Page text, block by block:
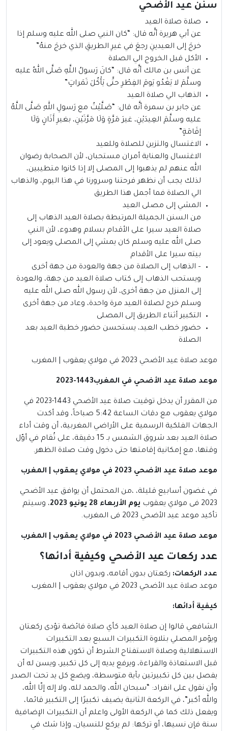
سنن عيد الأضحي
صلاة صلاة العيد
عن أبي هريرة أنَّه قال: “كان النبي صلى الله عليه وسلم إذا
خرجَ إلى العيدينِ رجعَ في غيرِ الطريقِ الذي خرجَ منهُ”
الأكل قبل الخروج الي الصلاة
عن أنس بن مالك أنَّه قال: “كانَ رَسولُ اللَّهِ صَلَّى اللهُ عليه
وسلَّمَ لا يَغْدُو يَومَ الفِطْرِ حتَّى يَأْكُلَ تَمَراتٍ”
الذهاب الي صلاة العيد
عن جابر بن سمرة أنَّه قال: “صَلَّيْتُ مع رَسولِ اللهِ صَلَّى اللَّهُ
عليه وسلَّمَ العِيدَيْنِ، غيرَ مَرَّةٍ وَلَا مَرَّتَيْنِ، بغيرِ أَذَانٍ وَلَا
إقَامَةٍ”
الاغتسال والتزين للصلاة وللعيد
الاغتسال والعناية أمران مستحبان، لأن الصحابة رضوان
الله عنهم لم يذهبوا إلى المصلى إلا إذا كانوا متطيبين،
لذلك يجب أن نظهر فرحتنا وسرورنا في هذا اليوم، والذهاب
الي الصلاة فما أجمل هذا الطريق
المشي إلى مصلى العيد
من السنن الجميلة المرتبطة بصلاة العيد الذهاب إلى
صلاة العيد سيرا على الأقدام بسلام وهدوء، لأن النبي
صلى الله عليه وسلم كان يمشي إلى المصلى ويعود إلى
بيته سيرا على الأقدام
– الذهاب إلى الصلاة من جهة والعودة من جهة أخرى
ويستحب الذهاب إلى كتاب صلاة العيد من جهة، والعودة
إلى المنزل من جهة أخرى، لأن رسول الله صلى الله عليه
وسلم خرج لصلاة العيد مرة واحدة، وعاد من جهة أخرى
التكبير أثناء الطريق إلى المصلى
حضور خطب العيد، يستحسن حضور خطبة العيد بعد
الصلاة
موعد صلاة عيد الأضحي 2023 في مولاي يعقوب | المغرب
موعد صلاة عيد الأضحي في المغرب1443-2023
من المقرر أن يدخل توقيت صلاة عيد الأضحي 1443-2023 في
مولاي يعقوب مع دقات الساعة 5:42 صباحاً، وقد أكدت
الجهات الفلكية الرسمية على الأراضي المغربية، أن وقت أداء
صلاة العيد بعد شروق الشمس بـ 15 دقيقة، على تُقام في أوّل
وقتها، مع إمكانية إقامتها حتى دخول وقت صلاة الظهر.
موعد صلاة عيد الأضحي 2023 في مولاي يعقوب | المغرب
في غضون أسابيع قليلة، ،من المحتمل أن يوافق عيد الأضحي
2023 فى مولاي يعقوب
يوم الأربعاء 28 يونيو 2023
، وسيتم
تأكيد موعد عيد الأضحي 2023 فى المغرب.
موعد صلاة عيد الأضحي 2023 في مولاي يعقوب | المغرب
عدد ركعات عيد الأضحي وكيفية أدائها؟
عدد الركعات: ركعتان بدون أقامه، وبدون اذان
موعد صلاة عيد الأضحي 2023 في مولاي يعقوب | المغرب
كيفية أدائها:
الشافعي قالوا إن صلاة العيد كأي صلاة فائضة تؤدى ركعتان
ويؤمر المصلي بتلاوة التكبيرات السبع بعد التكبيرات
الاستهلالية وصلاة الاستفتاح الشرط أن تكون هذه التكبيرات
قبل الاستعاذة والقراءة، ويرفع يديه إلى كل تكبير، ويسن له أن
يفصل بين كل تكبيرتين بآية متوسطة، ويضع كل يد تحت الصدر
وأن نقول على انفراد: “سبحان الله، والحمد لله، ولا إله إلّا الله،
والله أكبر”، في الركعة الثانية يضيف تكبيرًا إلى التكبير قائما،
ويفعل ذلك كما في الركعة الأولى واعلم أن التكبيرات الإضافية
سنة فإن نسيها، أو تركها: لم يركع للنسيان، وإذا شك في